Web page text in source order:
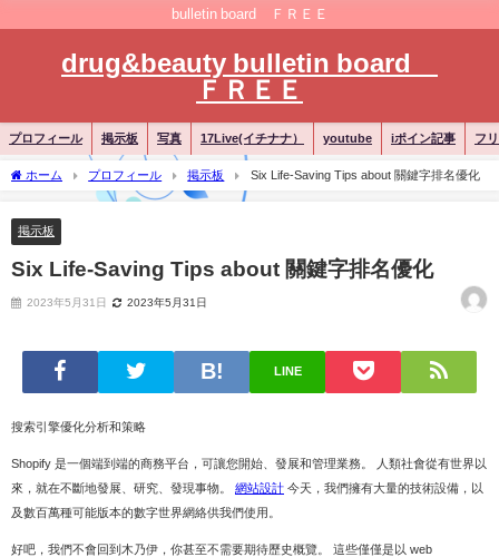
bulletin board ＦＲＥＥ
drug&beauty bulletin board
ＦＲＥＥ
プロフィール 掲示板 写真 17Live(イチナナ） youtube iポイン記事 フ
ホーム プロフィール 掲示板 Six Life-Saving Tips about 關鍵字排名優化
掲示板
Six Life-Saving Tips about 關鍵字排名優化
2023年5月31日 2023年5月31日
LINE
搜索引擎優化分析和策略
Shopify 是一個端到端的商務平台，可讓您開始、發展和管理業務。 人類社會從有世界以
來，就在不斷地發展、研究、發現事物。 網站設計 今天，我們擁有大量的技術設備，以
及數百萬種可能版本的數字世界網絡供我們使用。
好吧，我們不會回到木乃伊，你甚至不需要期待歷史概覽。 這些僅僅是以 web